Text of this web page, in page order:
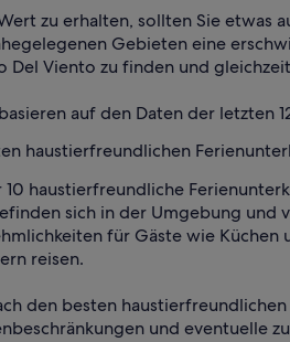
zu erhalten, sollten Sie etwas
Gebieten eine
Del Viento zu finden und
auf den Daten der letzten
haustierfreundlichen
haustierfreundliche
sich in der Umgebung
für Gäste wie
reisen.
den besten
und eventuelle